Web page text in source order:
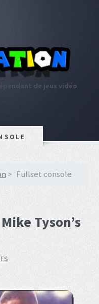
de jeux vidéo
Fullset console
Tyson’s